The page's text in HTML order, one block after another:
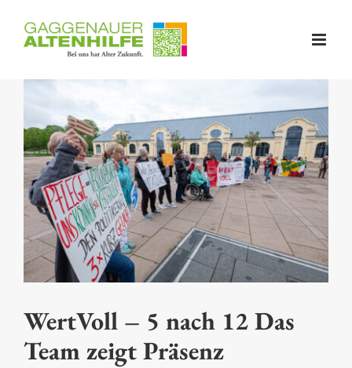
content
Bild
WertVoll – 5 nach 12 Das
Team zeigt Präsenz